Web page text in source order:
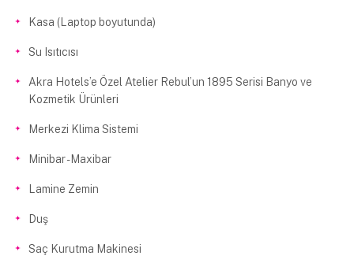
Kasa (Laptop boyutunda)
Su Isıtıcısı
Akra Hotels’e Özel Atelier Rebul’un 1895 Serisi Banyo ve
Kozmetik Ürünleri
Merkezi Klima Sistemi
Minibar - Maxibar
Lamine Zemin
Duş
Saç Kurutma Makinesi